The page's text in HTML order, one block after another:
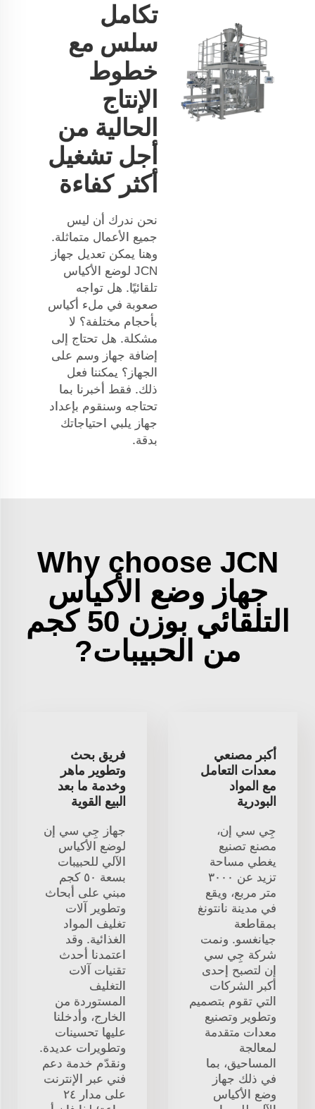
تكامل
سلس مع
خطوط
الإنتاج
الحالية من
أجل تشغيل
أكثر كفاءة
نحن ندرك أن ليس
جميع الأعمال متماثلة.
وهنا يمكن تعديل جهاز
JCN لوضع الأكياس
تلقائيًا. هل تواجه
صعوبة في ملء أكياس
بأحجام مختلفة؟ لا
مشكلة. هل تحتاج إلى
إضافة جهاز وسم على
الجهاز؟ يمكننا فعل
ذلك. فقط أخبرنا بما
تحتاجه وسنقوم بإعداد
جهاز يلبي احتياجاتك
بدقة.
Why choose JCN
جهاز وضع الأكياس
التلقائي بوزن 50 كجم
من الحبيبات?
أكبر مصنعي
معدات التعامل
مع المواد
البودرية
جِي سي إن،
مصنع تصنيع
يغطي مساحة
تزيد عن ٣٠٠٠
متر مربع، ويقع
في مدينة نانتونغ
بمقاطعة
جيانغسو. ونمت
شركة جِي سي
إن لتصبح إحدى
أكبر الشركات
التي تقوم بتصميم
وتطوير وتصنيع
معدات متقدمة
لمعالجة
المساحيق، بما
في ذلك جهاز
وضع الأكياس
فريق بحث
وتطوير ماهر
وخدمة ما بعد
البيع القوية
جهاز جِي سي إن
لوضع الأكياس
الآلي للحبيبات
بسعة ٥٠ كجم
مبني على أبحاث
وتطوير آلات
تغليف المواد
الغذائية. وقد
اعتمدنا أحدث
تقنيات آلات
التغليف
المستوردة من
الخارج، وأدخلنا
عليها تحسينات
وتطويرات عديدة.
ونقدّم خدمة دعم
فني عبر الإنترنت
على مدار ٢٤